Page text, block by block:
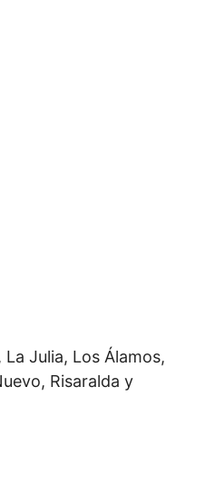
Julia, Los Álamos,
Risaralda y